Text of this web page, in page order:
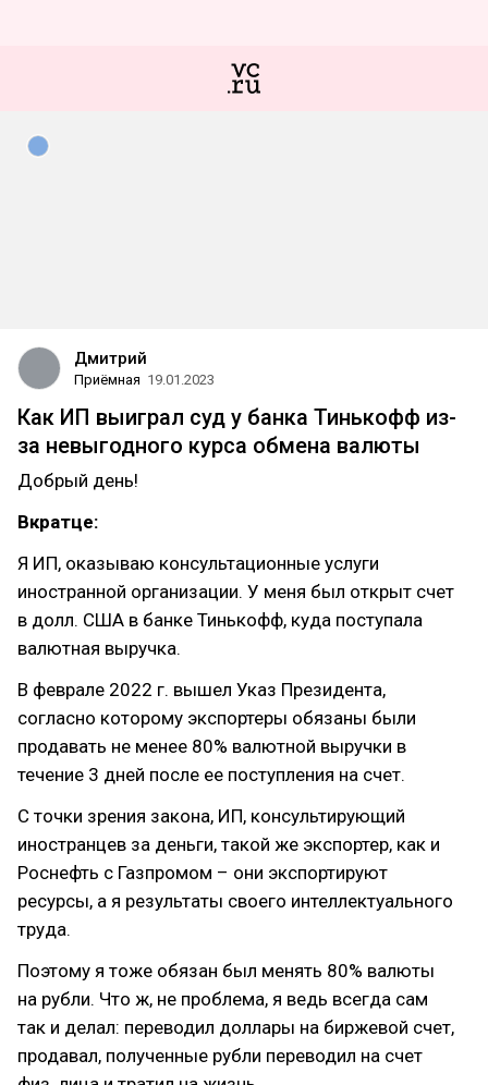
Дмитрий
Приёмная 19.01.2023
Как ИП выиграл суд у банка Тинькофф из-
за невыгодного курса обмена валюты
Добрый день!
Вкратце:
Я ИП, оказываю консультационные услуги
иностранной организации. У меня был открыт счет
в долл. США в банке Тинькофф, куда поступала
валютная выручка.
В феврале 2022 г. вышел Указ Президента,
согласно которому экспортеры обязаны были
продавать не менее 80% валютной выручки в
течение 3 дней после ее поступления на счет.
С точки зрения закона, ИП, консультирующий
иностранцев за деньги, такой же экспортер, как и
Роснефть с Газпромом – они экспортируют
ресурсы, а я результаты своего интеллектуального
труда.
Поэтому я тоже обязан был менять 80% валюты
на рубли. Что ж, не проблема, я ведь всегда сам
так и делал: переводил доллары на биржевой счет,
продавал, полученные рубли переводил на счет